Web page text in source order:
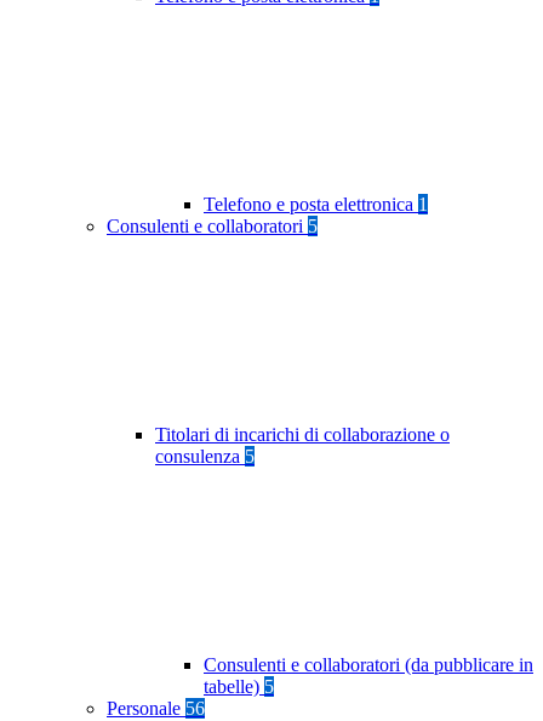
Telefono e posta elettronica 1
Consulenti e collaboratori 5
Titolari di incarichi di collaborazione o
consulenza 5
Consulenti e collaboratori (da pubblicare in
tabelle) 5
Personale 56